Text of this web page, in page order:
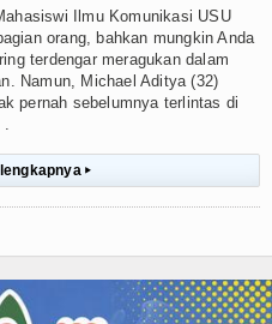
Ilmu Komunikasi USU
orang, bahkan mungkin Anda
terdengar meragukan dalam
Namun, Michael Aditya (32)
pernah sebelumnya terlintas di
▸